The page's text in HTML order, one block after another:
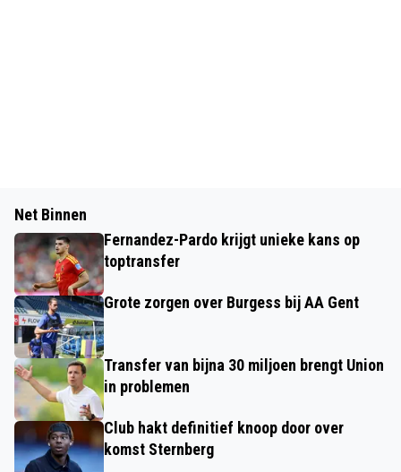
Net Binnen
Fernandez-Pardo krijgt unieke kans op
toptransfer
Grote zorgen over Burgess bij AA Gent
Transfer van bijna 30 miljoen brengt Union
in problemen
Club hakt definitief knoop door over
komst Sternberg